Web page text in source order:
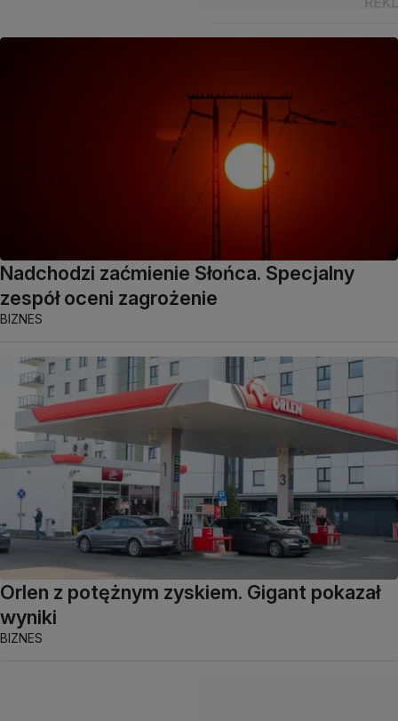
Nadchodzi zaćmienie Słońca. Specjalny
zespół oceni zagrożenie
BIZNES
Orlen z potężnym zyskiem. Gigant pokazał
wyniki
BIZNES